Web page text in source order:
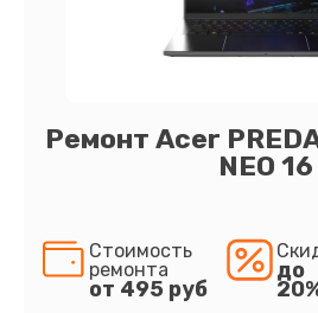
Ремонт Acer
NEO 16
Стоимость
ремонта
от 495 руб
до